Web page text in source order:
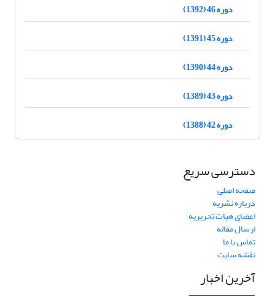
دوره 46 (1392)
دوره 45 (1391)
دوره 44 (1390)
دوره 43 (1389)
دوره 42 (1388)
دسترسی سریع
صفحه اصلی
درباره نشریه
اعضای هیات تحریریه
ارسال مقاله
تماس با ما
نقشه سایت
آخرین اخبار